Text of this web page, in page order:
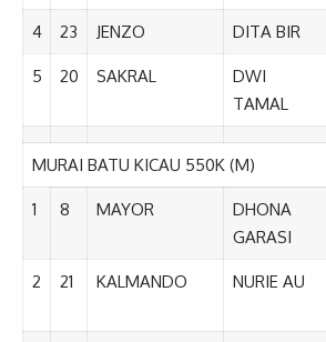
4 23 JENZO DITA BIR
5 20 SAKRAL
DWI
TAMAL
MURAI BATU KICAU 550K (M)
1 8 MAYOR
DHONA
GARASI
2 21 KALMANDO NURIE AU